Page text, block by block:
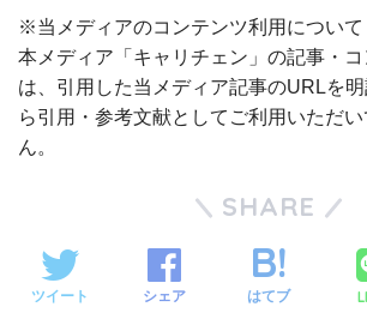
※当メディアのコンテンツ利用について
本メディア「キャリチェン」の記事・
は、引用した当メディア記事のURLを
ら引用・参考文献としてご利用いただ
ん。
SHARE
ツイート シェア はてブ